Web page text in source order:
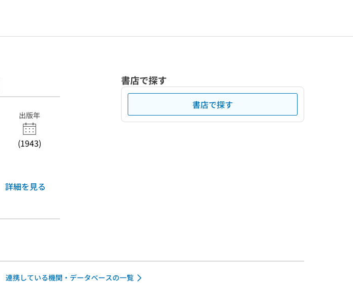
出版年
(1943)
詳細を見る
書店で探す
書店で探す
連携している機関・データベースの一覧